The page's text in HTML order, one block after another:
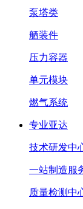
泵塔类
舾装件
压力容器
单元模块
燃气系统
专业亚达
技术研发中
一站制造服
质量检测中